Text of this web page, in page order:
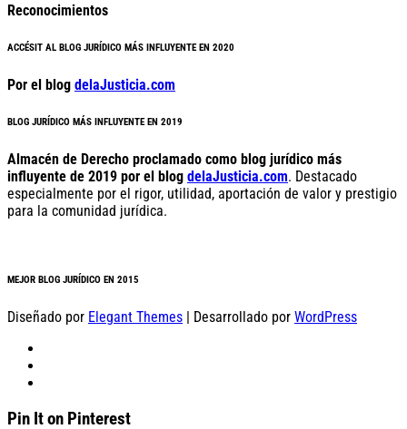
Reconocimientos
ACCÉSIT AL BLOG JURÍDICO MÁS INFLUYENTE EN 2020
Por el blog delaJusticia.com
BLOG JURÍDICO MÁS INFLUYENTE EN 2019
Almacén de Derecho proclamado como blog jurídico más
influyente de 2019 por el blog delaJusticia.com. Destacado
especialmente por el rigor, utilidad, aportación de valor y prestigio
para la comunidad jurídica.
MEJOR BLOG JURÍDICO EN 2015
Diseñado por Elegant Themes | Desarrollado por WordPress
Pin It on Pinterest